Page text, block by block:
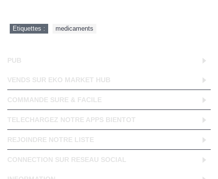
Etiquettes : medicaments
PUB
VENDS SUR EKO MARKET HUB
COMMANDE SURE & FACILE
TELECHARGEZ NOTRE APPS BIENTOT
REJOINDRE NOTRE LISTE
CONNECTION SUR RESEAU SOCIAL